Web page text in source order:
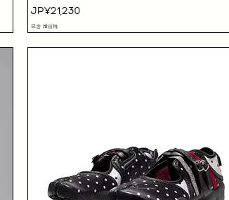
價格
JP¥21,230
已含 增值税